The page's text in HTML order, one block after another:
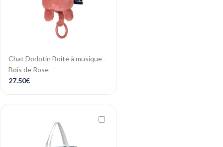
Chat Dorlotin Boite à musique -
Bois de Rose
27.50€